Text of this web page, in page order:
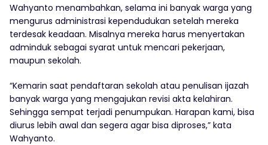
Wahyanto menambahkan, selama ini banyak warga yang
mengurus administrasi kependudukan setelah mereka
terdesak keadaan. Misalnya mereka harus menyertakan
adminduk sebagai syarat untuk mencari pekerjaan,
maupun sekolah.
“Kemarin saat pendaftaran sekolah atau penulisan ijazah
banyak warga yang mengajukan revisi akta kelahiran.
Sehingga sempat terjadi penumpukan. Harapan kami, bisa
diurus lebih awal dan segera agar bisa diproses,” kata
Wahyanto.